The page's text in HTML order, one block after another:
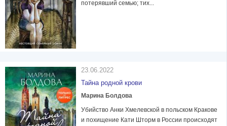
потерявший семью; тих...
23.06.2022
Тайна родной крови
Марина Болдова
Убийство Анки Хмелевской в польском Кракове
и похищение Кати Шторм в России происходят